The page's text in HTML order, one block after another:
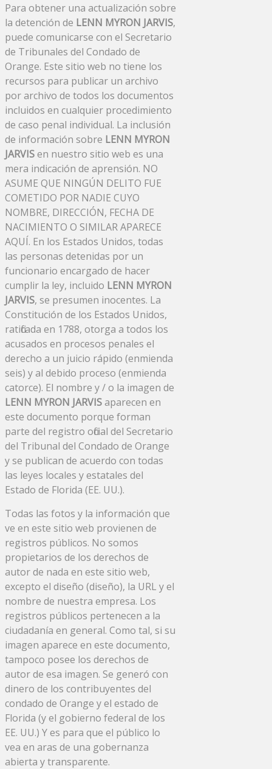
Para obtener una actualización sobre
la detención de LENN MYRON JARVIS,
puede comunicarse con el Secretario
de Tribunales del Condado de
Orange. Este sitio web no tiene los
recursos para publicar un archivo
por archivo de todos los documentos
incluidos en cualquier procedimiento
de caso penal individual. La inclusión
de información sobre LENN MYRON
JARVISen nuestro sitio web es una
mera indicación de aprensión. NO
ASUME QUE NINGÚN DELITO FUE
COMETIDO POR NADIE CUYO
NOMBRE, DIRECCIÓN, FECHA DE
NACIMIENTO O SIMILAR APARECE
AQUÍ. En los Estados Unidos, todas
las personas detenidas por un
funcionario encargado de hacer
cumplir la ley, incluido LENN MYRON
JARVIS, se presumen inocentes. La
Constitución de los Estados Unidos,
ratificada en 1788, otorga a todos los
acusados ​​en procesos penales el
derecho a un juicio rápido (enmienda
seis) y al debido proceso (enmienda
catorce). El nombre y / o la imagen de
LENN MYRON JARVISaparecen en
este documento porque forman
parte del registro oficial del Secretario
del Tribunal del Condado de Orange
y se publican de acuerdo con todas
las leyes locales y estatales del
Estado de Florida (EE. UU.).
Todas las fotos y la información que
ve en este sitio web provienen de
registros públicos. No somos
propietarios de los derechos de
autor de nada en este sitio web,
excepto el diseño (diseño), la URL y el
nombre de nuestra empresa. Los
registros públicos pertenecen a la
ciudadanía en general. Como tal, si su
imagen aparece en este documento,
tampoco posee los derechos de
autor de esa imagen. Se generó con
dinero de los contribuyentes del
condado de Orange y el estado de
Florida (y el gobierno federal de los
EE. UU.) Y es para que el público lo
vea en aras de una gobernanza
abierta y transparente.